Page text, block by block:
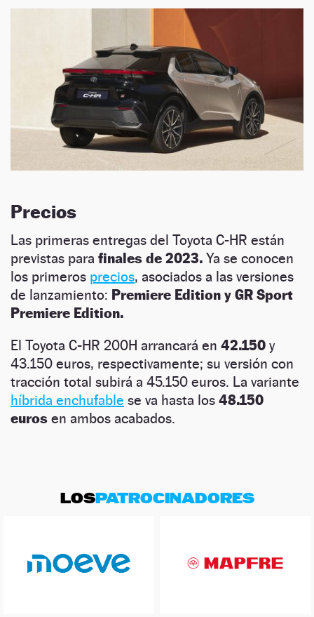
Precios
Las primeras entregas del Toyota C-HR están
previstas para finales de 2023. Ya se conocen
los primeros precios, asociados a las versiones
de lanzamiento: Premiere Edition y GR Sport
Premiere Edition.
El Toyota C-HR 200H arrancará en 42.150 y
43.150 euros, respectivamente; su versión con
tracción total subirá a 45.150 euros. La variante
híbrida enchufable se va hasta los 48.150
euros en ambos acabados.
LOSPATROCINADORES